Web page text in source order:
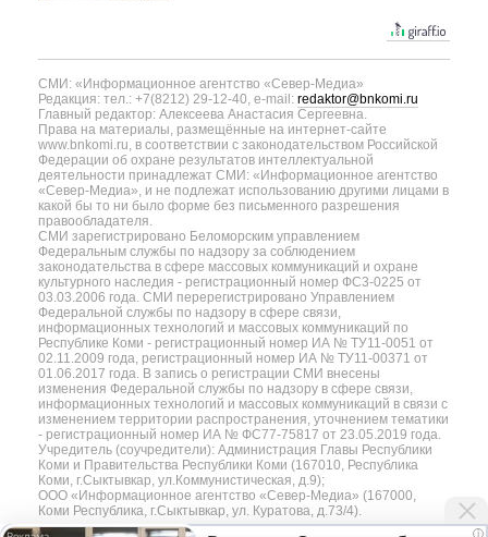
СМИ: «Информационное агентство «Север-Медиа»
Редакция: тел.: +7(8212) 29-12-40, e-mail: redaktor@bnkomi.ru
Главный редактор: Алексеева Анастасия Сергеевна.
Права на материалы, размещённые на интернет-сайте
www.bnkomi.ru, в соответствии с законодательством Российской
Федерации об охране результатов интеллектуальной
деятельности принадлежат СМИ: «Информационное агентство
«Север-Медиа», и не подлежат использованию другими лицами в
какой бы то ни было форме без письменного разрешения
правообладателя.
СМИ зарегистрировано Беломорским управлением
Федеральным службы по надзору за соблюдением
законодательства в сфере массовых коммуникаций и охране
культурного наследия - регистрационный номер ФС3-0225 от
03.03.2006 года. СМИ перерегистрировано Управлением
Федеральной службы по надзору в сфере связи,
информационных технологий и массовых коммуникаций по
Республике Коми - регистрационный номер ИА № ТУ11-0051 от
02.11.2009 года, регистрационный номер ИА № ТУ11-00371 от
01.06.2017 года. В запись о регистрации СМИ внесены
изменения Федеральной службы по надзору в сфере связи,
информационных технологий и массовых коммуникаций в связи с
изменением территории распространения, уточнением тематики
- регистрационный номер ИА № ФС77-75817 от 23.05.2019 года.
Учредитель (соучредители): Администрация Главы Республики
Коми и Правительства Республики Коми (167010, Республика
Коми, г.Сыктывкар, ул.Коммунистическая, д.9);
ООО «Информационное агентство «Север-Медиа» (167000,
Коми Республика, г.Сыктывкар, ул. Куратова, д.73/4).
i